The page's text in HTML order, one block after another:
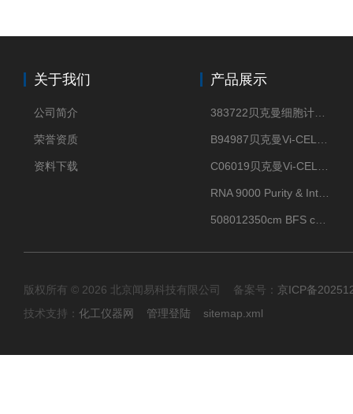
关于我们
公司简介
荣誉资质
资料下载
产品展示
版权所有 © 2026 北京闻易科技有限公司 备案号： 京ICP备
技术支持： 化工仪器网 管理登陆 sitemap.xml